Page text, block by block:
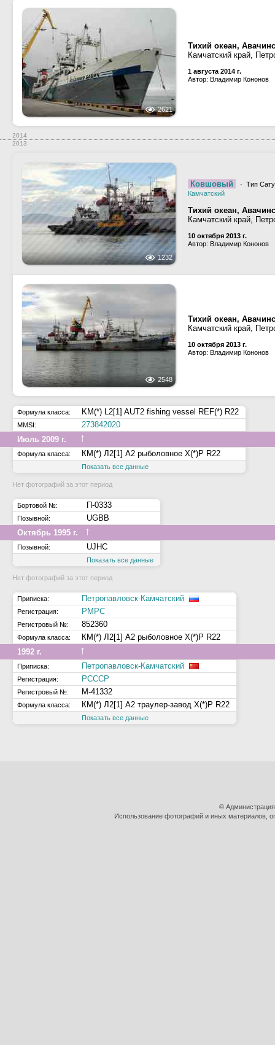
2621
Тихий океан,
Камчатский край,
1 августа 2014 г.
Автор: Владимир Кононов
2014
2013
1232
Ковшовый
· Тип
Камчатский
Тихий океан,
Камчатский край,
10 октября 2013 г.
Автор: Владимир Кононов
2548
Тихий океан,
Камчатский край,
10 октября 2013 г.
Автор: Владимир Кононов
Формула класса: KM(*) L2[1] AUT2 fishing vessel REF(*) R22
MMSI:
273842020
Июль 2009 г.
↑
Формула класса: КМ(*) Л2[1] А2 рыболовное Х(*)Р R22
Показать все данные
Нет фотографий за этот период
Бортовой №: П-0333
Позывной:
UGBB
Октябрь 1995 г.
↑
Позывной: UJHC
Показать все данные
Нет фотографий за этот период
Приписка: Петропавловск-Камчатский
Регистрация: РМРС
Регистровый №: 852360
Формула класса:
КМ(*) Л2[1] А2 рыболовное Х(*)Р R22
1992 г.
↑
Приписка: Петропавловск-Камчатский
Регистрация: РСССР
Регистровый №: М-41332
Формула класса: КМ(*) Л2[1] А2 траулер-завод Х(*)Р R22
Показать все данные
©
Использование фотографий и иных материалов,